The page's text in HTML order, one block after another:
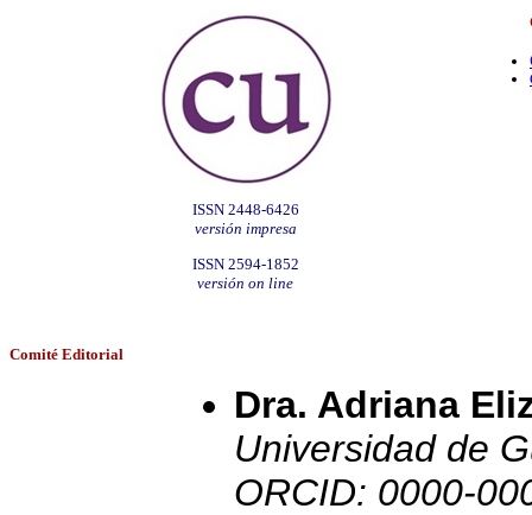
ISSN 2448-6426
versión impresa
ISSN 2594-1852
versión on line
Comité Editorial
Dra. Adriana
Universidad de
ORCID: 0000-